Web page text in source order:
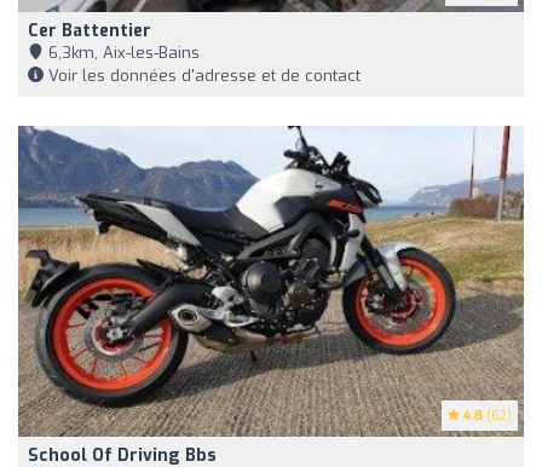
Cer Battentier
6,3km, Aix-les-Bains
Voir les données d'adresse et de contact
4.8 (62)
School Of Driving Bbs